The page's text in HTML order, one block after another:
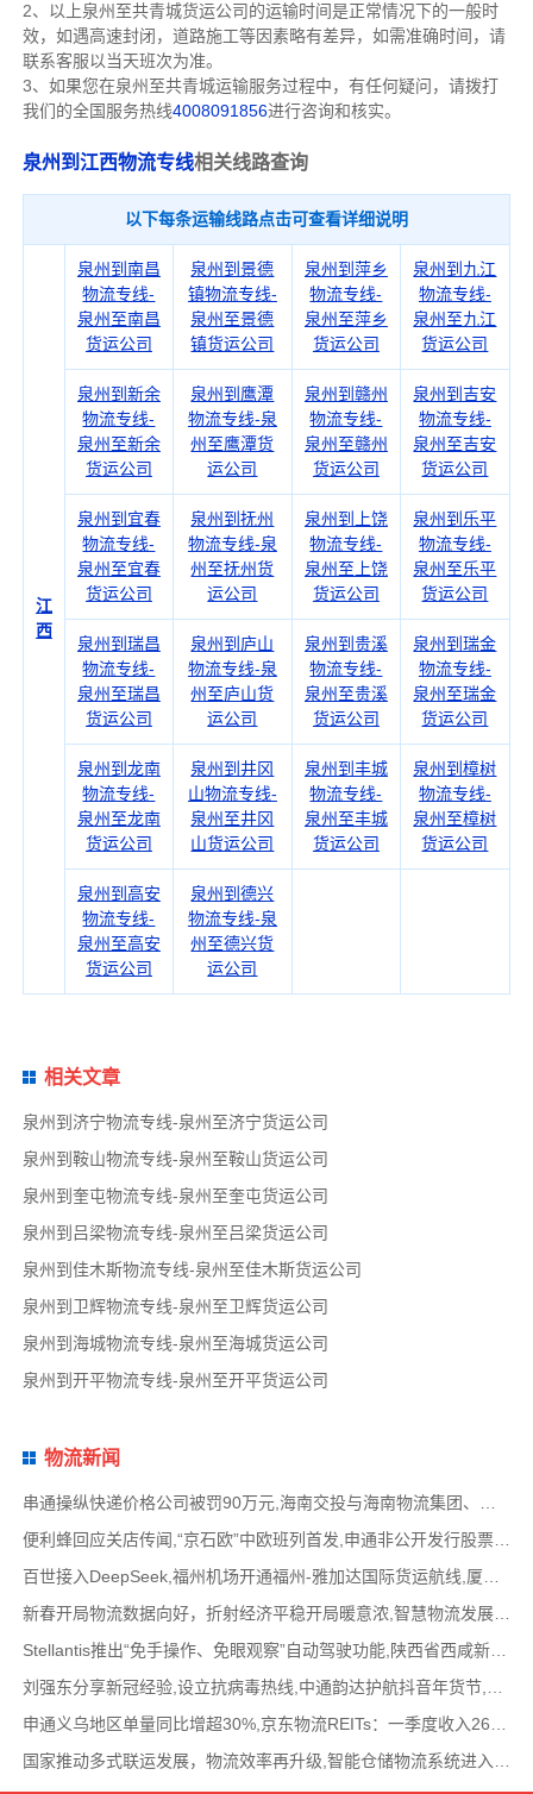
2、以上泉州 至共青城货运公司的运输时间是正常情况下的一般时
效，如遇高速封闭，道路施工等因素略有差异，如需准确时间，请
联系客服以当天班次为准。
3、如果您在泉州 至共青城运输服务过程中，有任何疑问，请拨打
我们的全国服务热线4008091856进行咨询和核实。
泉州到江西物流专线相关线路查询
以下每条运输线路点击可查看详细说明
江
西
泉州到南昌
物流专线-
泉州至南昌
货运公司
泉州到景德
镇物流专线-
泉州至景德
镇货运公司
泉州到萍乡
物流专线-
泉州至萍乡
货运公司
泉州到九江
物流专线-
泉州至九江
货运公司
泉州到新余
物流专线-
泉州至新余
货运公司
泉州到鹰潭
物流专线-泉
州至鹰潭货
运公司
泉州到赣州
物流专线-
泉州至赣州
货运公司
泉州到吉安
物流专线-
泉州至吉安
货运公司
泉州到宜春
物流专线-
泉州至宜春
货运公司
泉州到抚州
物流专线-泉
州至抚州货
运公司
泉州到上饶
物流专线-
泉州至上饶
货运公司
泉州到乐平
物流专线-
泉州至乐平
货运公司
泉州到瑞昌
物流专线-
泉州至瑞昌
货运公司
泉州到庐山
物流专线-泉
州至庐山货
运公司
泉州到贵溪
物流专线-
泉州至贵溪
货运公司
泉州到瑞金
物流专线-
泉州至瑞金
货运公司
泉州到龙南
物流专线-
泉州至龙南
货运公司
泉州到井冈
山物流专线-
泉州至井冈
山货运公司
泉州到丰城
物流专线-
泉州至丰城
货运公司
泉州到樟树
物流专线-
泉州至樟树
货运公司
泉州到高安
物流专线-
泉州至高安
货运公司
泉州到德兴
物流专线-泉
州至德兴货
运公司
相关文章
泉州到济宁物流专线-泉州至济宁货运公司
泉州到鞍山物流专线-泉州至鞍山货运公司
泉州到奎屯物流专线-泉州至奎屯货运公司
泉州到吕梁物流专线-泉州至吕梁货运公司
泉州到佳木斯物流专线-泉州至佳木斯货运公司
泉州到卫辉物流专线-泉州至卫辉货运公司
泉州到海城物流专线-泉州至海城货运公司
泉州到开平物流专线-泉州至开平货运公司
物流新闻
串通操纵快递价格公司被罚90万元,海南交投与海南物流集团、中国移动海南公司签署战略合作
便利蜂回应关店传闻,“京石欧”中欧班列首发,申通非公开发行股票方案失效,老挝中通和老挝
百世接入DeepSeek,福州机场开通福州-雅加达国际货运航线,厦门拟立法保障网约配送员劳动权益
新春开局物流数据向好，折射经济平稳开局暖意浓,智慧物流发展迅猛，新一代信息技术深度融
Stellantis推出“免手操作、免眼观察”自动驾驶功能,陕西省西咸新区公示首批智能网联道路测试
刘强东分享新冠经验,设立抗病毒热线,中通韵达护航抖音年货节,圆通再添一架新货机,官方最新
申通义乌地区单量同比增超30%,京东物流REITs：一季度收入2624万元,eBay暂停考核从中国香港寄出
国家推动多式联运发展，物流效率再升级,智能仓储物流系统进入高速发展阶段,低空物流成为物